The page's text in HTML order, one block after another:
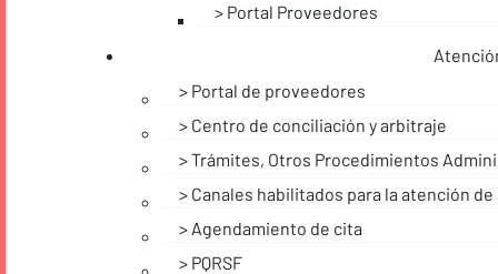
Portal Proveedores
Portal de proveedores
Centro de conciliación y arbitraje
Trámites, Otros Procedimientos
Canales habilitados para la atención de
Agendamiento de cita
PQRSF